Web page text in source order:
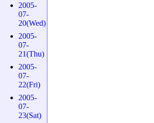
2005-
07-
20(Wed)
2005-
07-
21(Thu)
2005-
07-
22(Fri)
2005-
07-
23(Sat)